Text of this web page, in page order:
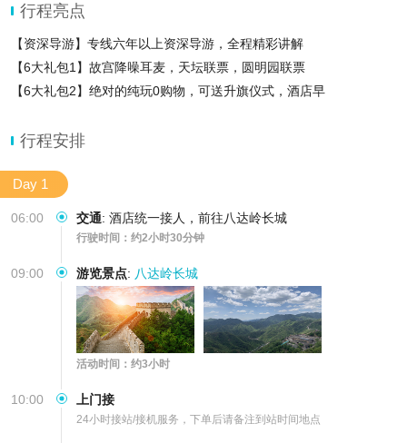
行程亮点
【资深导游】专线六年以上资深导游，全程精彩讲解
【6大礼包1】故宫降噪耳麦，天坛联票，圆明园联票
【6大礼包2】绝对的纯玩0购物，可送升旗仪式，酒店早
行程安排
Day 1
06:00 交通: 酒店统一接人，前往八达岭长城
行驶时间：约2小时30分钟
09:00 游览景点: 八达岭长城
活动时间：约3小时
10:00 上门接
24小时接站/接机服务，下单后请备注到站时间地点